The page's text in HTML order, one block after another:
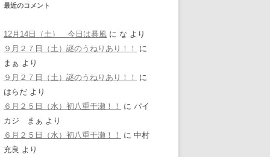
最近のコメント
12月14日（土） 今日は暴風 に な より
９月２７日（土）謎のうねりあり！！
に
まぁ より
９月２７日（土）謎のうねりあり！！
に
はらだ より
６月２５日（水）初八重干瀬！！
に パイ
カジ まぁ より
６月２５日（水）初八重干瀬！！
に 中村
充良 より